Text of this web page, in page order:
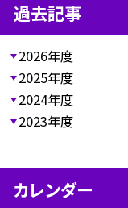
過去記事
2026年度
2025年度
2024年度
2023年度
カレンダー